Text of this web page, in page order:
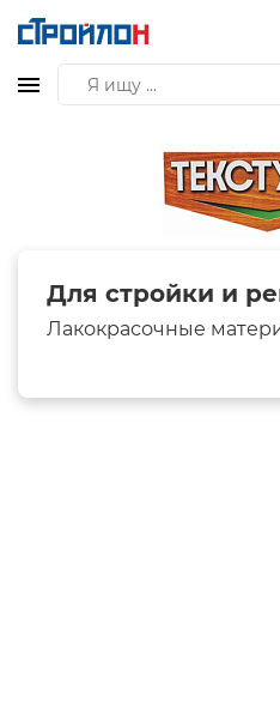
Для стройки и
Лакокрасочные